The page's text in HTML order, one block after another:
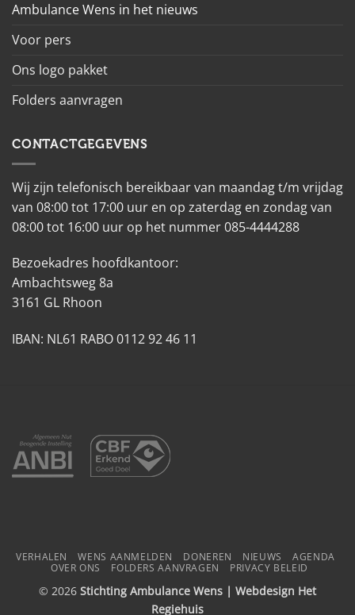
Ambulance Wens in het nieuws
Voor pers
Ons logo pakket
Folders aanvragen
CONTACTGEGEVENS
Wij zijn telefonisch bereikbaar van maandag t/m vrijdag
van 08:00 tot 17:00 uur en op zaterdag en zondag van
08:00 tot 16:00 uur op het nummer 085-4444288
Bezoekadres hoofdkantoor:
Ambachtsweg 8a
3161 GL Rhoon
IBAN: NL61 RABO 0112 92 46 11
VERHALEN WENS AANMELDEN DONEREN NIEUWS
AGENDA
OVER ONS
FOLDERS AANVRAGEN PRIVACY BELEID
© 2026 Stichting Ambulance Wens | Webdesign Het
Regiehuis